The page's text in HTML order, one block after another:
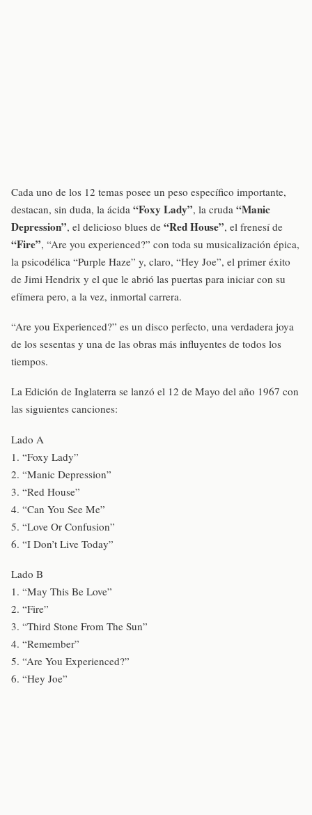
Cada uno de los 12 temas posee un peso específico importante,
destacan, sin duda, la ácida “Foxy Lady”, la cruda “Manic
Depression”, el delicioso blues de “Red House”, el frenesí de
“Fire”, “Are you experienced?” con toda su musicalización épica,
la psicodélica “Purple Haze” y, claro, “Hey Joe”, el primer éxito
de Jimi Hendrix y el que le abrió las puertas para iniciar con su
efímera pero, a la vez, inmortal carrera.
“Are you Experienced?” es un disco perfecto, una verdadera joya
de los sesentas y una de las obras más influyentes de todos los
tiempos.
La Edición de Inglaterra se lanzó el 12 de Mayo del año 1967 con
las siguientes canciones:
Lado A
1. “Foxy Lady”
2. “Manic Depression”
3. “Red House”
4. “Can You See Me”
5. “Love Or Confusion”
6. “I Don’t Live Today”
Lado B
1. “May This Be Love”
2. “Fire”
3. “Third Stone From The Sun”
4. “Remember”
5. “Are You Experienced?”
6. “Hey Joe”